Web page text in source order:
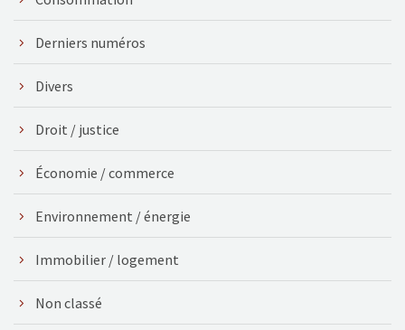
Derniers numéros
Divers
Droit / justice
Économie / commerce
Environnement / énergie
Immobilier / logement
Non classé